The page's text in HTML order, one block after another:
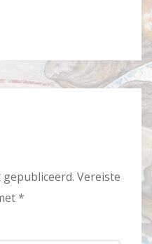
Vereiste
*